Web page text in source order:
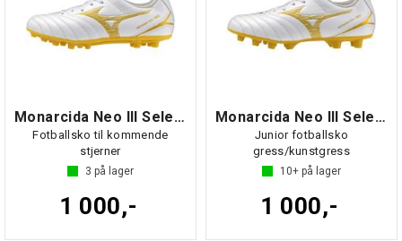
Monarcida Neo III Select Jr AG
Fotballsko til kommende
stjerner
3 på lager
1 000,-
Monarcida Neo III Select Jr
Junior fotballsko
gress/kunstgress
10+ på lager
1 000,-